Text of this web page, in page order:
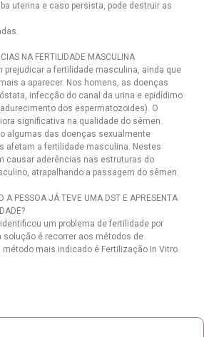
uterina e caso persista, pode destruir as
NA FERTILIDADE MASCULINA
prejudicar a fertilidade masculina, ainda que
a aparecer. Nos homens, as doenças
infecção do canal da urina e epidídimo
dos espermatozoides). O
significativa na qualidade do sêmen.
algumas das doenças sexualmente
afetam a fertilidade masculina. Nestes
causar aderências nas estruturas do
atrapalhando a passagem do sêmen.
A PESSOA JÁ TEVE UMA DST E APRESENTA
um problema de fertilidade por
solução é recorrer aos métodos de
mais indicado é Fertilização In Vitro.